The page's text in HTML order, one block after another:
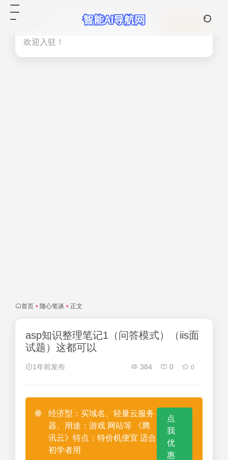
欢迎入驻！
首页 • 随心笔谈 • 正文
asp知识整理笔记1（问答模式）（iis面
试题）这都可以
1年前发布 384 0 0
🌐
经济型：买域名、轻量云服务
器、用途：游戏 网站等 《腾
讯云》特点：特价机便宜 适合
初学者用
点
我
优
惠